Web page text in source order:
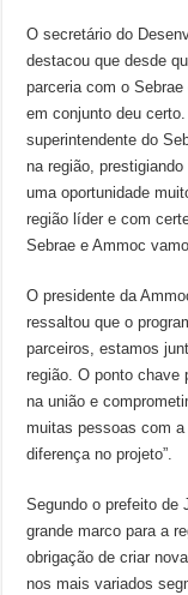
O secretário do
destacou que desde
parceria com o
em conjunto deu
superintendente do
na região,
uma oportunidade
região líder e com
Sebrae e Ammoc
O presidente da
ressaltou que o
parceiros, estamos
região. O ponto chave
na união e
muitas pessoas com
diferença no projeto”.
Segundo o prefeito de
grande marco para a
obrigação de criar
nos mais variados